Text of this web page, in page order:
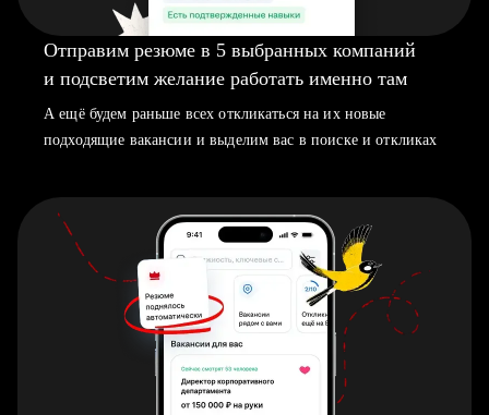
Отправим резюме в 5 выбранных компаний
и подсветим желание работать именно там
А ещё будем раньше всех откликаться на их новые
подходящие вакансии и выделим вас в поиске и откликах